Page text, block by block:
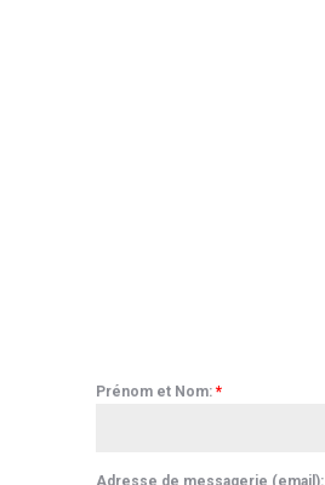
Prénom et Nom: *
Adresse de messagerie (email):